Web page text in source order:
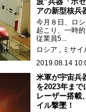
アの新型核兵
今月８日、ロ
起こり、一時
従業員5...
ロシア
ミサイ
2019.08.14
米軍が宇宙兵
を2023年ま
レーザー搭載
イル撃墜！